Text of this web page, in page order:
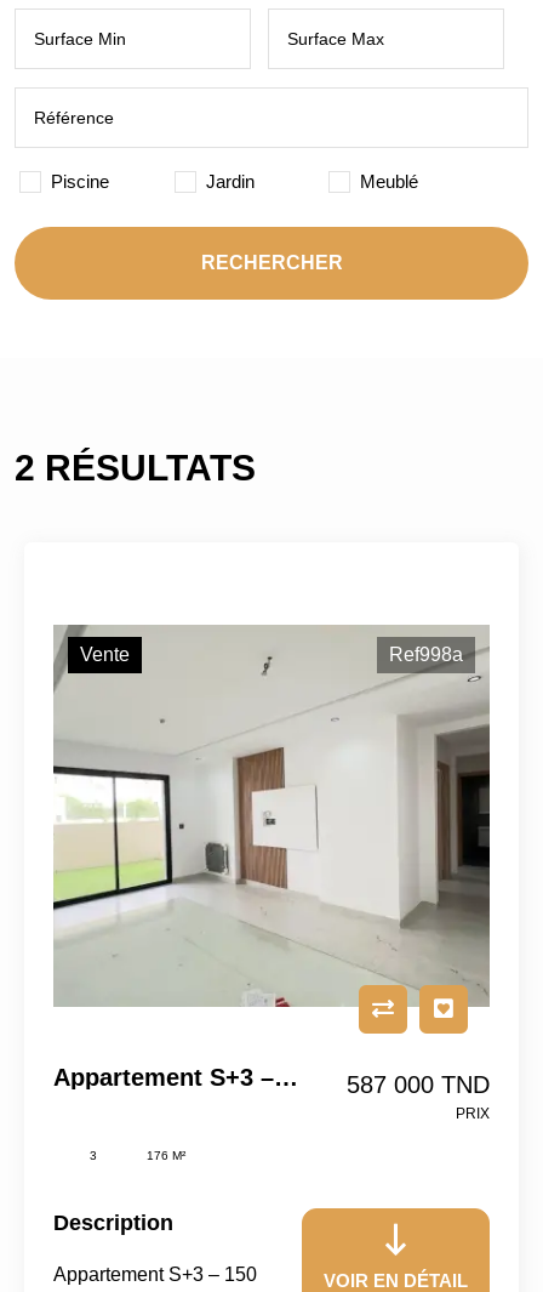
Piscine Jardin Meublé
RECHERCHER
2 RÉSULTATS
Vente Ref998a
Appartement S+3 – 150 M² En RDC – Manzah 9C, Tunis 587 000 TND
PRIX
3 176 M²
Description
Appartement S+3 – 150
VOIR EN DÉTAIL